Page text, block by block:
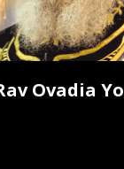
Ovadia